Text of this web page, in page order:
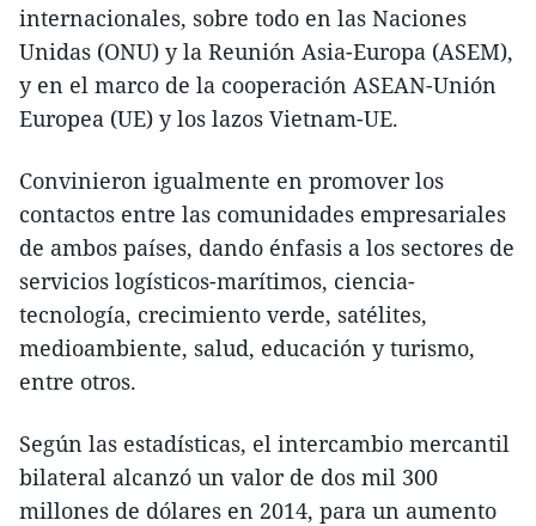
internacionales, sobre todo en las Naciones
Unidas (ONU) y la Reunión Asia-Europa (ASEM),
y en el marco de la cooperación ASEAN-Unión
Europea (UE) y los lazos Vietnam-UE.
Convinieron igualmente en promover los
contactos entre las comunidades empresariales
de ambos países, dando énfasis a los sectores de
servicios logísticos-marítimos, ciencia-
tecnología, crecimiento verde, satélites,
medioambiente, salud, educación y turismo,
entre otros.
Según las estadísticas, el intercambio mercantil
bilateral alcanzó un valor de dos mil 300
millones de dólares en 2014, para un aumento